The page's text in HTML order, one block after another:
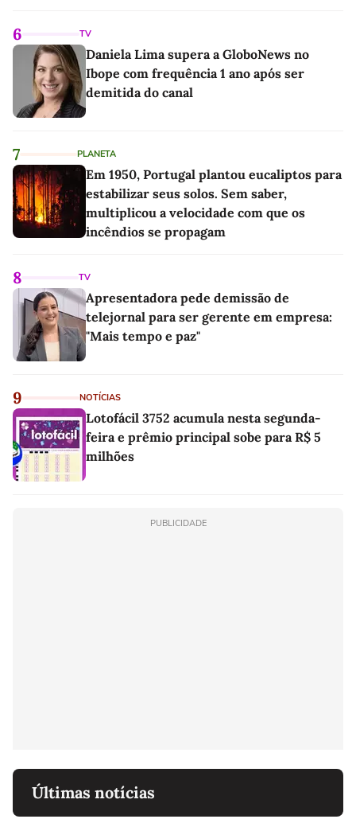
6 TV
Daniela Lima supera a GloboNews no
Ibope com frequência 1 ano após ser
demitida do canal
7 PLANETA
Em 1950, Portugal plantou eucaliptos para
estabilizar seus solos. Sem saber,
multiplicou a velocidade com que os
incêndios se propagam
8 TV
Apresentadora pede demissão de
telejornal para ser gerente em empresa:
"Mais tempo e paz"
9 NOTÍCIAS
Lotofácil 3752 acumula nesta segunda-
feira e prêmio principal sobe para R$ 5
milhões
PUBLICIDADE
Últimas notícias